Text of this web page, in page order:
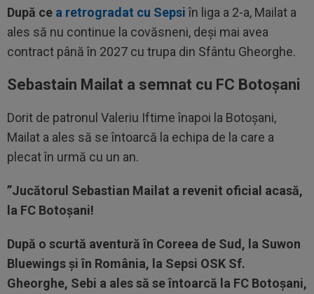
După ce a retrogradat cu Sepsiîn liga a 2-a, Mailat a
ales să nu continue la covăsneni, deși mai avea
contract până în 2027 cu trupa din Sfântu Gheorghe.
Sebastain Mailat a semnat cu FC Botoșani
Dorit de patronul Valeriu Iftime înapoi la Botoșani,
Mailat a ales să se întoarcă la echipa de la care a
plecat în urmă cu un an.
”Jucătorul Sebastian Mailat a revenit oficial acasă,
la FC Botoșani!
După o scurtă aventură în Coreea de Sud, la Suwon
Bluewings și în România, la Sepsi OSK Sf.
Gheorghe, Sebi a ales să se întoarcă la FC Botoșani,